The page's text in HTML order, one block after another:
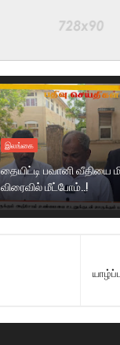
இலங்கை
தையிட்டி பவானி வீதியை
விரைவில் மீட்போம்..!